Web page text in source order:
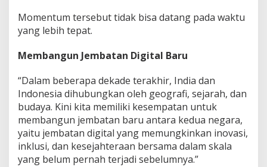
Momentum tersebut tidak bisa datang pada waktu
yang lebih tepat.
Membangun Jembatan Digital Baru
“Dalam beberapa dekade terakhir, India dan
Indonesia dihubungkan oleh geografi, sejarah, dan
budaya. Kini kita memiliki kesempatan untuk
membangun jembatan baru antara kedua negara,
yaitu jembatan digital yang memungkinkan inovasi,
inklusi, dan kesejahteraan bersama dalam skala
yang belum pernah terjadi sebelumnya.”